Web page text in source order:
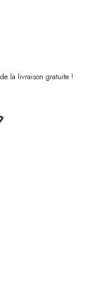
la livraison gratuite !